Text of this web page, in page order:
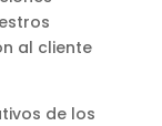
al cliente
de los